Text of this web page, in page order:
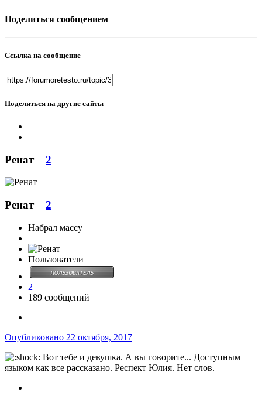
Поделиться сообщением
Ссылка на сообщение
Поделиться на другие сайты
Ренат 2
Ренат 2
Набрал массу
Пользователи
2
189 сообщений
Опубликовано 22 октября, 2017
Вот тебе и девушка. А вы говорите... Доступным
языком как все рассказано. Респект Юлия. Нет слов.